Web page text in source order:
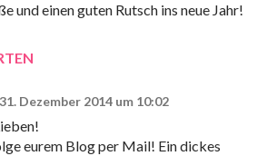
und einen guten Rutsch ins neue Jahr!
31. Dezember 2014 um 10:02
eurem Blog per Mail! Ein dickes